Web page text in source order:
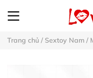
Trang chủ / Sextoy Nam /